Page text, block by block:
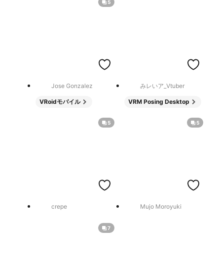
5
Jose Gonzalez
VRoidモバイル
みレいア_Vtuber
VRM Posing Desktop
5
crepe
5
Mujo Moroyuki
7